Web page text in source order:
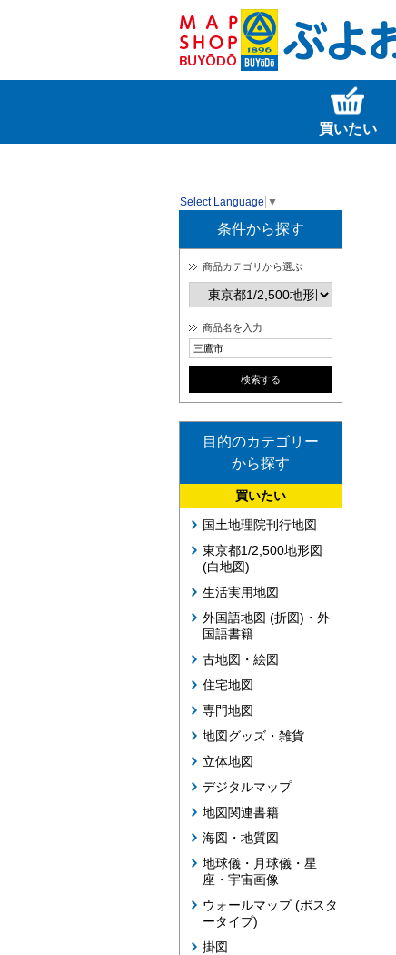
買いたい
Select Language ▼
条件から探す
商品カテゴリから選ぶ
商品名を入力
目的のカテゴリー
から探す
買いたい
国土地理院刊行地図
東京都1/2,500地形図
(白地図)
生活実用地図
外国語地図 (折図)・外
国語書籍
古地図・絵図
住宅地図
専門地図
地図グッズ・雑貨
立体地図
デジタルマップ
地図関連書籍
海図・地質図
地球儀・月球儀・星
座・宇宙画像
ウォールマップ (ポスタ
ータイプ)
掛図